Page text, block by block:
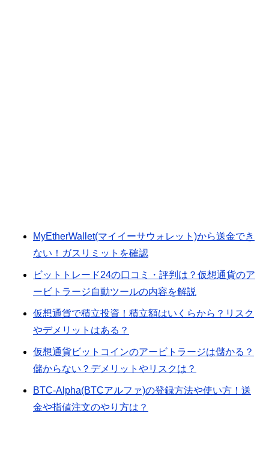
MyEtherWallet(マイイーサウォレット)から送金でき
ない！ガスリミットを確認
ビットトレード24の口コミ・評判は？仮想通貨のア
ービトラージ自動ツールの内容を解説
仮想通貨で積立投資！積立額はいくらから？リスク
やデメリットはある？
仮想通貨ビットコインのアービトラージは儲かる？
儲からない？デメリットやリスクは？
BTC-Alpha(BTCアルファ)の登録方法や使い方！送
金や指値注文のやり方は？